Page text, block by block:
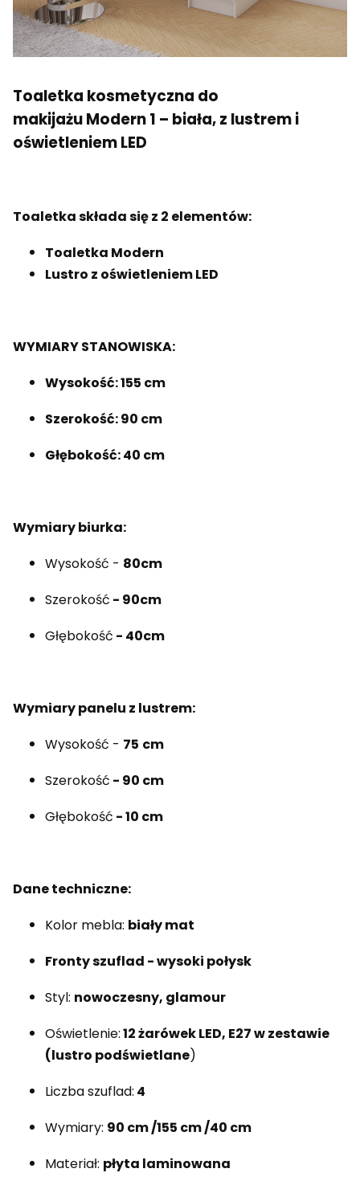
Toaletka kosmetyczna do
makijażu Modern 1 – biała, z lustrem i
oświetleniem LED
Toaletka składa się z 2 elementów:
Toaletka Modern
Lustro z oświetleniem LED
WYMIARY STANOWISKA:
Wysokość: 155 cm
Szerokość: 90 cm
Głębokość: 40 cm
Wymiary biurka:
Wysokość - 80cm
Szerokość - 90cm
Głębokość - 40cm
Wymiary panelu z lustrem:
Wysokość - 75 cm
Szerokość - 90 cm
Głębokość - 10 cm
Dane techniczne:
Kolor mebla: biały mat
Fronty szuflad - wysoki połysk
Styl: nowoczesny, glamour
Oświetlenie:12 żarówek LED, E27 w zestawie
(lustro podświetlane)
Liczba szuflad: 4
Wymiary: 90 cm /155 cm /40 cm
Materiał: płyta laminowana